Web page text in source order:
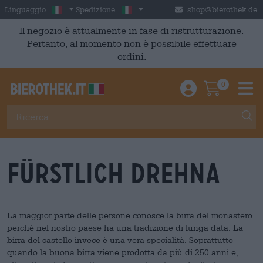
Skip to main content
Linguaggio: Italian
Spedizione: Italia shop@bierothek.de
Il negozio è attualmente in fase di ristrutturazione.
Pertanto, al momento non è possibile effettuare
ordini.
Einloggen /
0
Fürstlich Drehna
La maggior parte delle persone conosce la birra del monastero
perché nel nostro paese ha una tradizione di lunga data. La
birra del castello invece è una vera specialità. Soprattutto
quando la buona birra viene prodotta da più di 250 anni e,